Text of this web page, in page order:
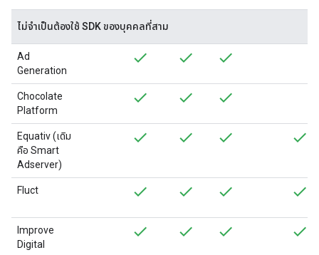
ไม่จำเป็นต้องใช้ SDK ของบุคคลที่สาม
Ad
Generation
Chocolate
Platform
Equativ (เดิม
คือ Smart
Adserver)
Fluct
Improve
Digital